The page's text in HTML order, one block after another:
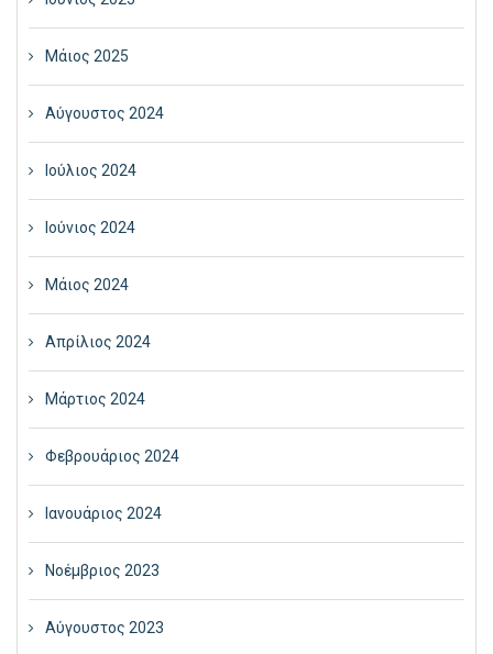
Μάιος 2025
Αύγουστος 2024
Ιούλιος 2024
Ιούνιος 2024
Μάιος 2024
Απρίλιος 2024
Μάρτιος 2024
Φεβρουάριος 2024
Ιανουάριος 2024
Νοέμβριος 2023
Αύγουστος 2023